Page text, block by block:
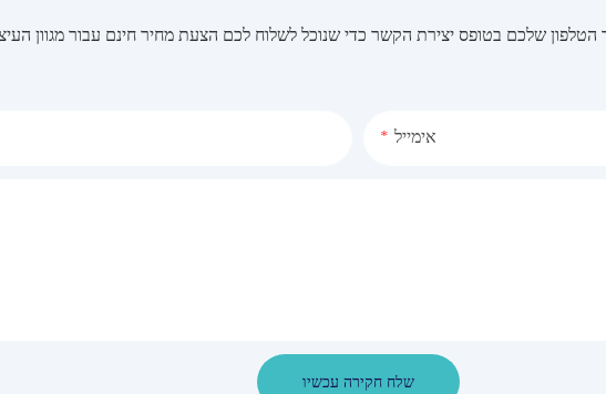
שלכם בטופס יצירת הקשר כדי שנוכל לשלוח לכם הצעת מחיר חינם עבור מגוון
אימייל
שלח חקירה עכשיו